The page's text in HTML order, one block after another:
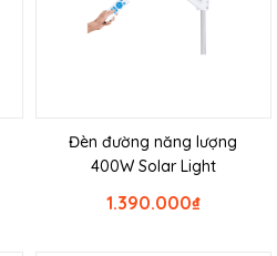
Đèn đường năng lượng
400W Solar Light
₫
1.390.000